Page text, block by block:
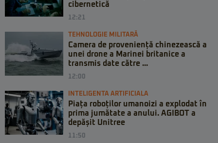
cibernetică
12:21
TEHNOLOGIE MILITARĂ
Camera de proveniență chinezească a
unei drone a Marinei britanice a
transmis date către ...
12:00
INTELIGENTA ARTIFICIALA
Piața roboților umanoizi a explodat în
prima jumătate a anului. AGIBOT a
depășit Unitree
11:50